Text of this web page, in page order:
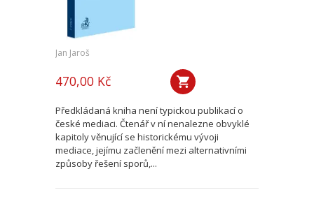
Jan Jaroš
470,00 Kč
Předkládaná kniha není typickou publikací o
české mediaci. Čtenář v ní nenalezne obvyklé
kapitoly věnující se historickému vývoji
mediace, jejímu začlenění mezi alternativními
způsoby řešení sporů,...